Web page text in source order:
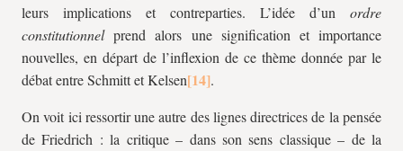
leurs implications et contreparties. L’idée d’un ordre
constitutionnelprend alors une signification et importance
nouvelles, en départ de l’inflexion de ce thème donnée par le
débat entre Schmitt et Kelsen
.
On voit ici ressortir une autre des lignes directrices de la pensée
de Friedrich : la critique – dans son sens classique – de la